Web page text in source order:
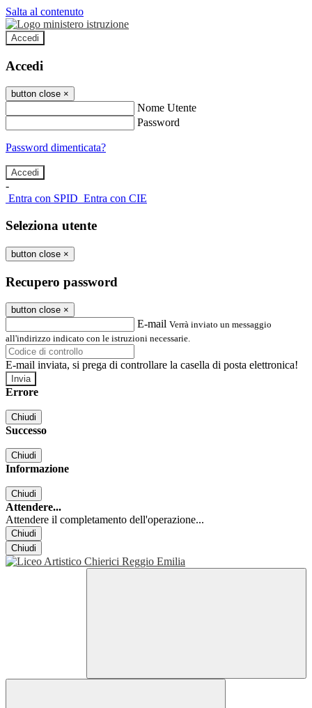
Salta al contenuto
Accedi
Accedi
button close ×
Nome Utente
Password
Password dimenticata?
-
Entra con SPID Entra con CIE
Seleziona utente
button close ×
Recupero password
button close ×
E-mail Verrà inviato un messaggio
all'indirizzo indicato con le istruzioni necessarie.
E-mail inviata, si prega di controllare la casella di posta elettronica!
Errore
Chiudi
Successo
Chiudi
Informazione
Chiudi
Attendere...
Attendere il completamento dell'operazione...
Chiudi
Chiudi